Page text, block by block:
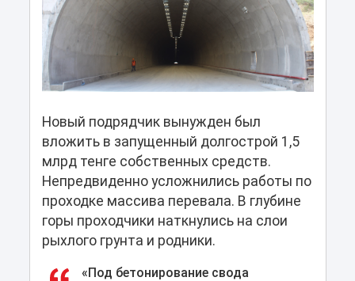
Новый подрядчик вынужден был
вложить в запущенный долгострой 1,5
млрд тенге собственных средств.
Непредвиденно усложнились работы по
проходке массива перевала. В глубине
горы проходчики наткнулись на слои
рыхлого грунта и родники.
«Под бетонирование свода